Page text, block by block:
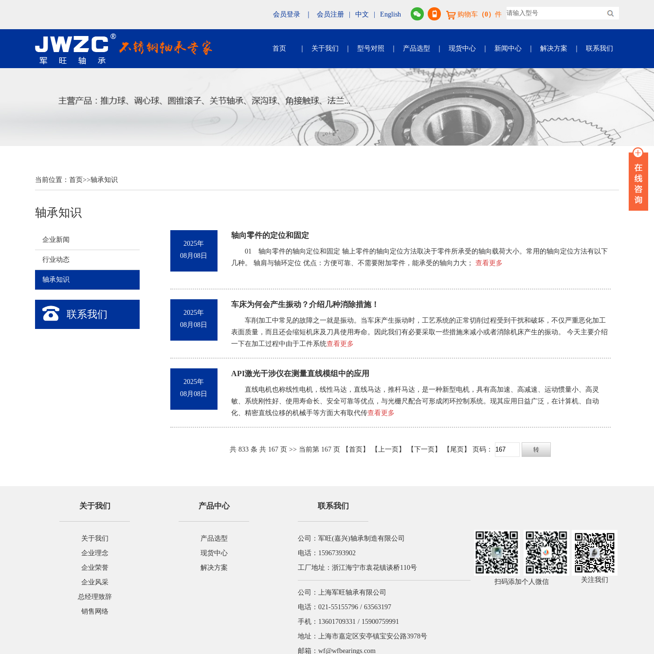
购物车 （0） 件
会员登录 会员注册 中文 English
首页 关于我们 型号对照 产品选型 现货中心 新闻中心 解决方案 联系我们
当前位置： 首页>>轴承知识
轴承知识
企业新闻
行业动态
轴承知识
联系我们
2025年
08月08日
轴向零件的定位和固定
01 轴向零件的轴向定位和固定 轴上零件的轴向定位方法取决于零件所承受的轴向载荷大小。常用的轴向定位方法有以下
几种。 轴肩与轴环定位 优点：方便可靠、不需要附加零件，能承受的轴向力大； 查看更多
2025年
08月08日
车床为何会产生振动？介绍几种消除措施！
车削加工中常见的故障之一就是振动。当车床产生振动时，工艺系统的正常切削过程受到干扰和破坏，不仅严重恶化加工
表面质量，而且还会缩短机床及刀具使用寿命。因此我们有必要采取一些措施来减小或者消除机床产生的振动。 今天主要介绍
一下在加工过程中由于工件系统查看更多
2025年
08月08日
API激光干涉仪在测量直线模组中的应用
直线电机也称线性电机，线性马达，直线马达，推杆马达，是一种新型电机，具有高加速、高减速、运动惯量小、高灵
敏、系统刚性好、使用寿命长、安全可靠等优点，与光栅尺配合可形成闭环控制系统。现其应用日益广泛，在计算机、自动
化、精密直线位移的机械手等方面大有取代传查看更多
共 833 条 共 167 页 >> 当前第 167 页 【首页】 【上一页】 【下一页】 【尾页】 页码：
关于我们
关于我们
企业理念
企业荣誉
企业风采
总经理致辞
销售网络
产品中心
产品选型
现货中心
解决方案
联系我们
公司：军旺(嘉兴)轴承制造有限公司
电话：15967393902
工厂地址：浙江海宁市袁花镇谈桥110号
公司：上海军旺轴承有限公司
电话：021-55155796 / 63563197
手机：13601709331 / 15900759991
地址：上海市嘉定区安亭镇宝安公路3978号
邮箱： wf@wfbearings.com
扫码添加个人微信 关注我们